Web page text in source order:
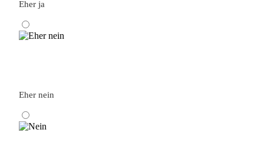
Eher ja
Eher nein